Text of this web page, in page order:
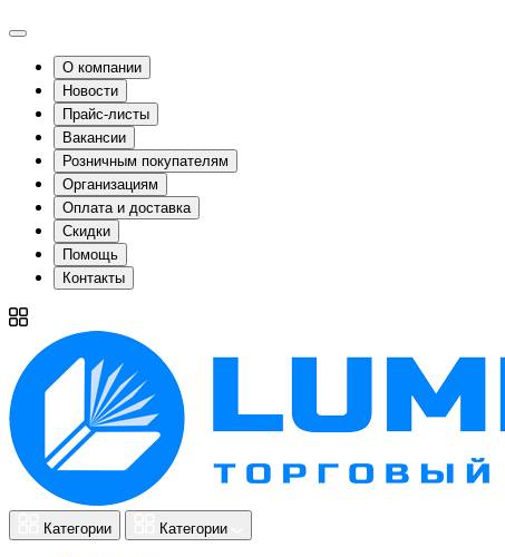
О компании
Новости
Прайс-листы
Вакансии
Розничным покупателям
Организациям
Оплата и доставка
Скидки
Помощь
Контакты
Категории Категории